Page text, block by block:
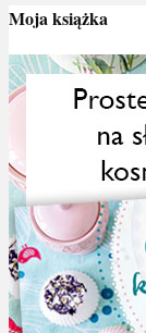
Moja książka